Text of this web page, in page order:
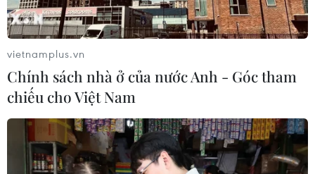
FIFA đối diện yêu cầu cải tổ
03/08/2026 05:01
Nhận định Campuchia vs
Timor Leste: Trận chiến vì 3 điểm
danh dự cho "Các chiến binh
Angkor"
03/08/2026 03:30
vietnamplus.vn
Chính sách nhà ở của nước Anh - Góc tham
chiếu cho Việt Nam